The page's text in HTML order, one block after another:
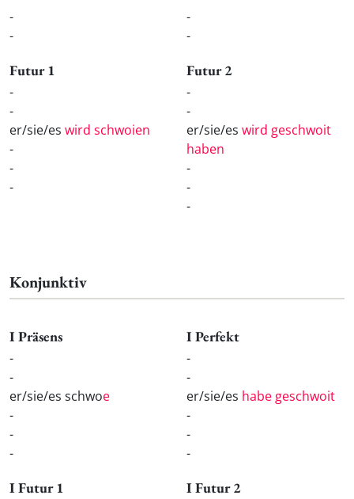
-
-
-
-
Futur 1
-
-
er/sie/es wird schwoien
-
-
-
Futur 2
-
-
er/sie/es wird geschwoit
haben
-
-
-
Konjunktiv
I Präsens
-
-
er/sie/es schwoe
-
-
-
I Perfekt
-
-
er/sie/es habe geschwoit
-
-
-
I Futur 1 I Futur 2